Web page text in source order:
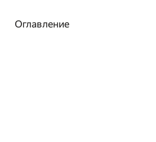
Оглавление